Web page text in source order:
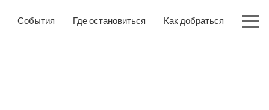
События Где остановиться Как добраться